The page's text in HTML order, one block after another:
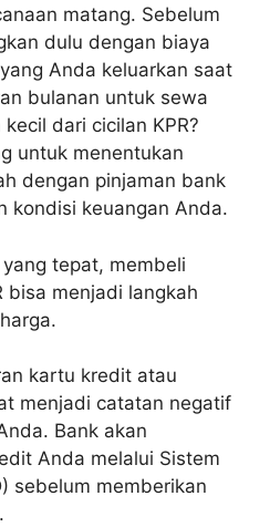
matang. Sebelum
dulu dengan biaya
yang Anda keluarkan saat
bulanan untuk sewa
dari cicilan KPR?
untuk menentukan
dengan pinjaman bank
kondisi keuangan Anda.
tepat, membeli
bisa menjadi langkah
kartu kredit atau
menjadi catatan negatif
Bank akan
Anda melalui Sistem
sebelum memberikan